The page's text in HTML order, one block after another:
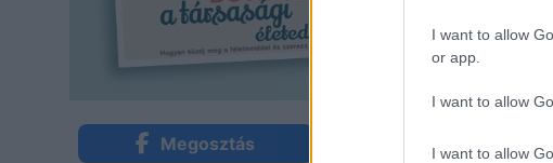
I want to allow
or app.
I want to allow
I want to allow
Megosztás Küldés Messengeren